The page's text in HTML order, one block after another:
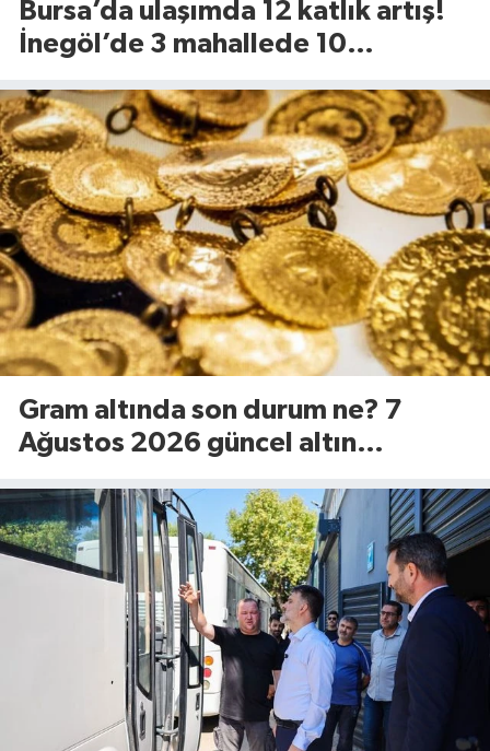
Bursa’da ulaşımda 12 katlık artış!
İnegöl’de 3 mahallede 10
Gram altında son durum ne? 7
Ağustos 2026 güncel altın